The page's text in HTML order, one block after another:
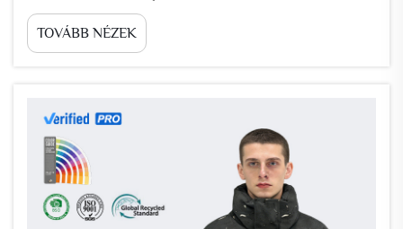
gardróbokat, mivel maximalizálják a sokoldalúságot,
miközben minimalizálják a térfogatot. A
leegyszerűsített tervezésük tökéletesen illeszkedik a
TOVÁBB NÉZEK